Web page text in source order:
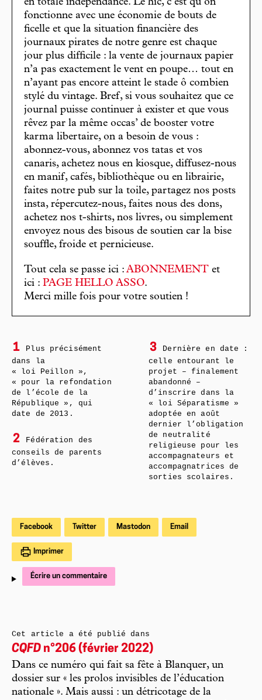
en totale indépendance. Le hic, c’est qu’on
fonctionne avec une économie de bouts de
ficelle et que la situation financière des
journaux pirates de notre genre est chaque
jour plus difficile : la vente de journaux papier
n’a pas exactement le vent en poupe… tout en
n’ayant pas encore atteint le stade ô combien
stylé du vintage. Bref, si vous souhaitez que ce
journal puisse continuer à exister et que vous
rêvez par la même occas’ de booster votre
karma libertaire, on a besoin de vous :
abonnez-vous, abonnez vos tatas et vos
canaris, achetez nous en kiosque, diffusez-nous
en manif, cafés, bibliothèque ou en librairie,
faites notre pub sur la toile, partagez nos posts
insta, répercutez-nous, faites nous des dons,
achetez nos t-shirts, nos livres, ou simplement
envoyez nous des bisous de soutien car la bise
souffle, froide et pernicieuse.
Tout cela se passe ici : ABONNEMENT et
ici : PAGE HELLO ASSO.
Merci mille fois pour votre soutien !
1
Plus précisément
dans la
« loi Peillon »,
« pour la refondation
de l’école de la
République », qui
date de 2013.
2
Fédération des
conseils de parents
d’élèves.
3
Dernière en date :
celle entourant le
projet – finalement
abandonné –
d’inscrire dans la
« loi Séparatisme »
adoptée en août
dernier l’obligation
de neutralité
religieuse pour les
accompagnateurs et
accompagnatrices de
sorties scolaires.
Facebook Twitter Mastodon Email
Imprimer
Écrire un commentaire
Cet article a été publié dans
CQFD n°206 (février 2022)
Dans ce numéro qui fait sa fête à Blanquer, un
dossier sur « les prolos invisibles de l’éducation
nationale ». Mais aussi : un détricotage de la